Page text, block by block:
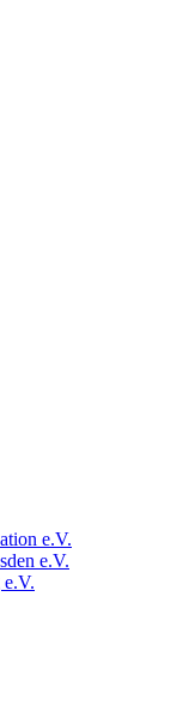
e.V.
e.V.